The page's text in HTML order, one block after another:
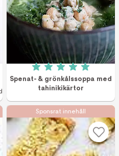
röster) Betyg: 5 av 5 (1
Spenat- & grönkålssoppa med
tahinikikärtor
Sponsrat innehåll